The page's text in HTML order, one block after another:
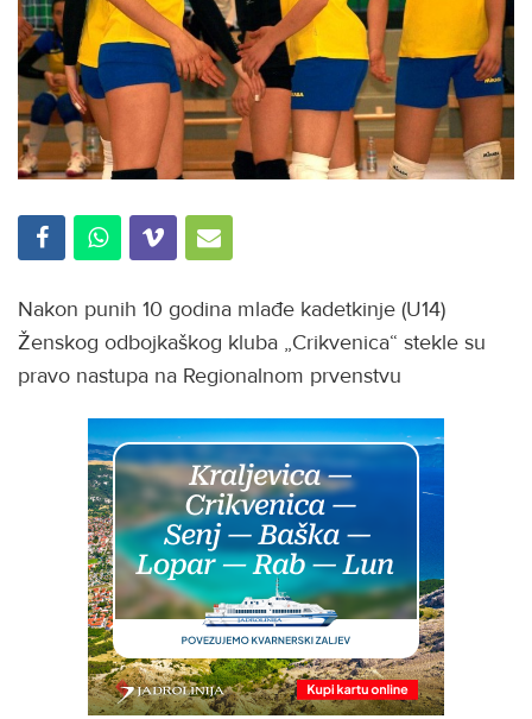
Nakon punih 10 godina mlađe kadetkinje (U14)
Ženskog odbojkaškog kluba „Crikvenica“ stekle su
pravo nastupa na Regionalnom prvenstvu